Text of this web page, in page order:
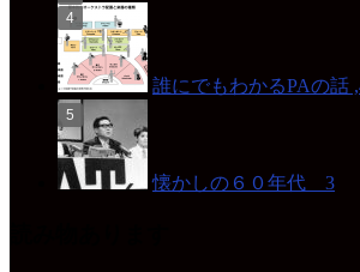
誰にでもわかるPAの話
懐かしの６０年代 3